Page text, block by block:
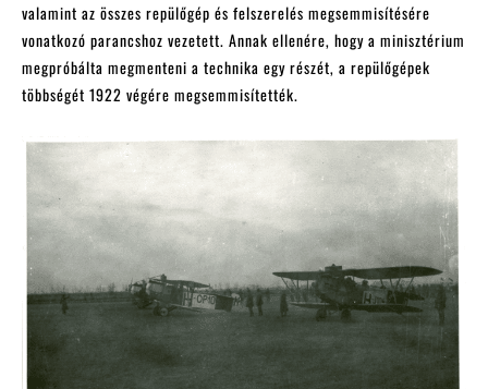
valamint az összes repülőgép és felszerelés megsemmisítésére
vonatkozó parancshoz vezetett. Annak ellenére, hogy a minisztérium
megpróbálta megmenteni a technika egy részét, a repülőgépek
többségét 1922 végére megsemmisítették.